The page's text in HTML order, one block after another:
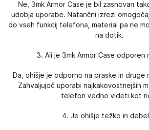
Ne, 3mk Armor Case je bil zasnovan
udobja uporabe. Natančni izrezi
do vseh funkcij telefona, material pa ne
na dotik.
3. Ali je 3mk Armor Case odporen
Da, ohišje je odporno na praske in druge
Zahvaljujoč uporabi najkakovostnejših
telefon vedno videti kot
4. Je ohišje težko in